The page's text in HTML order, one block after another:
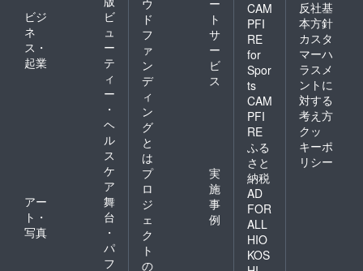
ビジ
ネ
ス・
起業
ビ
ュ
ー
テ
ィ
ー
・
ヘ
ル
ス
ケ
ア
アー
ト・
写真
舞
台
・
パ
フ
ド
フ
ァ
ン
デ
ィ
ン
グ
と
は
ト
サ
ー
ビ
ス
プ
ロ
ジ
ェ
ク
ト
の
実
施
事
例
CAM
PFI
RE
for
Spor
ts
CAM
PFI
RE
ふる
さと
納税
AD
FOR
ALL
HIO
KOS
反社基
本方針
カスタ
マーハ
ラスメ
ントに
対する
考え方
クッ
キーポ
リシー